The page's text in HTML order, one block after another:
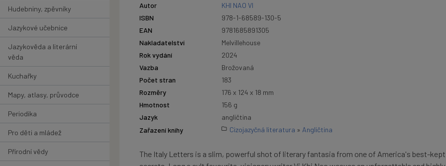
Hudebniny, zpěvníky
Jazykové učebnice
Jazykověda a literární
věda
Kuchařky
Mapy, atlasy, průvodce
Periodika
Pro děti a mládež
Přírodní vědy
Autor
KHI NAO VI
ISBN
978-1-68589-130-5
EAN
9781685891305
Nakladatelství
Melvillehouse
Rok vydání
2024
Vazba
Brožovaná
Počet stran
183
Rozměry
176 x 124 x 18 mm
Hmotnost
156 g
Jazyk
angličtina
Zařazení knihy
Cizojazyčná literatura » Angličtina
The Italy Letters is a slim, powerful shot of literary fantasia from one of America's best-kept